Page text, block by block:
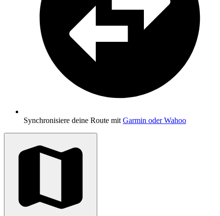
Synchronisiere deine Route mit Garmin oder Wahoo